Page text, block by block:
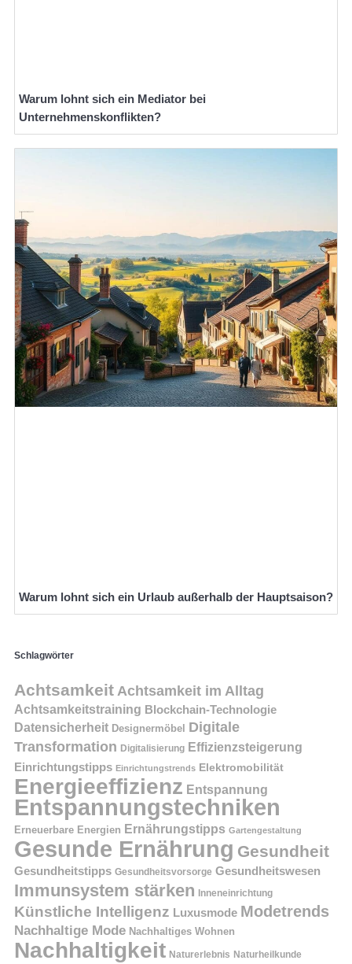
Warum lohnt sich ein Mediator bei
Unternehmenskonflikten?
Warum lohnt sich ein Urlaub außerhalb der Hauptsaison?
Schlagwörter
AchtsamkeitAchtsamkeit im Alltag
Achtsamkeitstraining Blockchain-Technologie
Datensicherheit Designermöbel
Digitale
Transformation Digitalisierung Effizienzsteigerung
Einrichtungstipps Einrichtungstrends Elektromobilität
Energieeffizienz Entspannung
Entspannungstechniken
Erneuerbare Energien Ernährungstipps Gartengestaltung
Gesunde Ernährung Gesundheit
Gesundheitstipps Gesundheitsvorsorge Gesundheitswesen
Immunsystem stärken Inneneinrichtung
Künstliche Intelligenz Luxusmode Modetrends
Nachhaltige Mode Nachhaltiges Wohnen
Nachhaltigkeit Naturerlebnis Naturheilkunde